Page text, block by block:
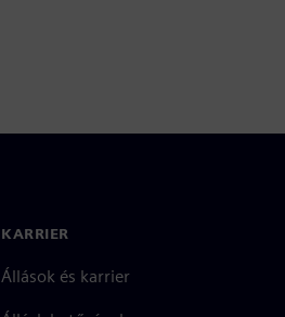
KARRIER
Állások és karrier